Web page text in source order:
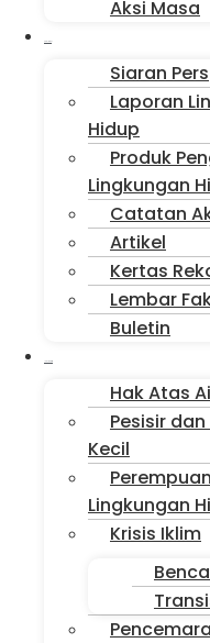
Aksi Masa
Siaran Pers
Laporan
Hidup
Produk
Lingkungan
Catatan
Artikel
Kertas
Lembar
Buletin
Hak Atas
Pesisir
Kecil
Lingkungan
Krisis Iklim